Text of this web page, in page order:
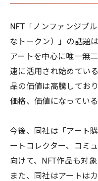
NFT「ノンファンジブ
なトークン）」の話題
アートを中心に唯一無
速に活用され始めてい
品の価値は高騰してお
価格、価値になってい
今後、同社は「アート
ートコレクター、コミ
向けて、NFT作品も対
また、同社はアートは